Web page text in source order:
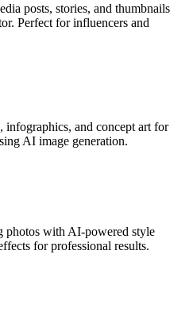
posts, stories, and thumbnails
Perfect for influencers and
infographics, and concept art for
AI image generation.
photos with AI-powered style
for professional results.